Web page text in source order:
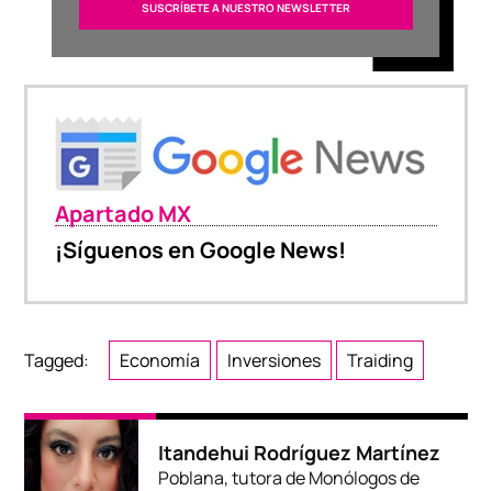
Apartado MX
¡Síguenos en Google News!
Tagged: Economía Inversiones Traiding
Itandehui Rodríguez Martínez
Poblana, tutora de Monólogos de